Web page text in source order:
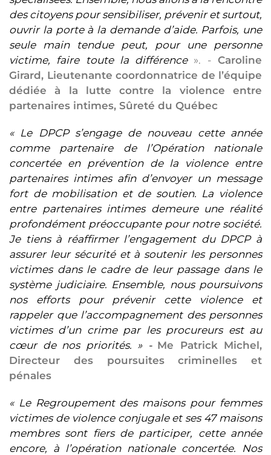
des citoyens pour sensibiliser, prévenir et surtout,
ouvrir la porte à la demande d’aide. Parfois, une
seule main tendue peut, pour une personne
victime, faire toute la différence». -Caroline
Girard, Lieutenante coordonnatrice de l’équipe
dédiée à la lutte contre la violence entre
partenaires intimes, Sûreté du Québec
« Le DPCP s’engage de nouveau cette année
comme partenaire de l’Opération nationale
concertée en prévention de la violence entre
partenaires intimes afin d’envoyer un message
fort de mobilisation et de soutien. La violence
entre partenaires intimes demeure une réalité
profondément préoccupante pour notre société.
Je tiens à réaffirmer l’engagement du DPCP à
assurer leur sécurité et à soutenir les personnes
victimes dans le cadre de leur passage dans le
système judiciaire. Ensemble, nous poursuivons
nos efforts pour prévenir cette violence et
rappeler que l’accompagnement des personnes
victimes d’un crime par les procureurs est au
cœur de nos priorités. » - Me Patrick Michel,
Directeur des poursuites criminelles et
pénales
« Le Regroupement des maisons pour femmes
victimes de violence conjugale et ses 47 maisons
membres sont fiers de participer, cette année
encore, à l’opération nationale concertée. Nos